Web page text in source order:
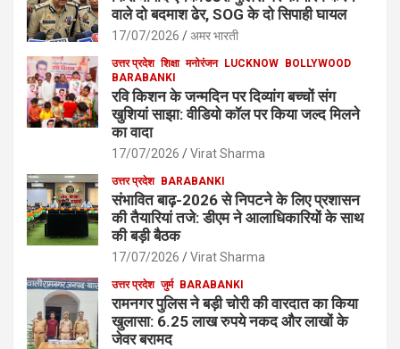
वाले दो बदमाश ढेर, SOG के दो सिपाही घायल
17/07/2026 अमर भारती
उत्तर प्रदेश शिक्षा मनोरंजन LUCKNOW BOLLYWOOD
BARABANKI
रवि किशन के जन्मदिन पर दिव्यांग बच्चों संग
खुशियां साझा: वीडियो कॉल पर किया जल्द मिलने
का वादा
17/07/2026 Virat Sharma
उत्तर प्रदेश BARABANKI
संभावित बाढ़-2026 से निपटने के लिए प्रशासन
की तैयारियां तजे: डीएम ने आलाधिकारियों के साथ
की बड़ी बैठक
17/07/2026 Virat Sharma
उत्तर प्रदेश जुर्म BARABANKI
रामनगर पुलिस ने बड़ी चोरी की वारदात का किया
खुलासा: 6.25 लाख रुपये नकद और लाखों के
जेवर बरामद